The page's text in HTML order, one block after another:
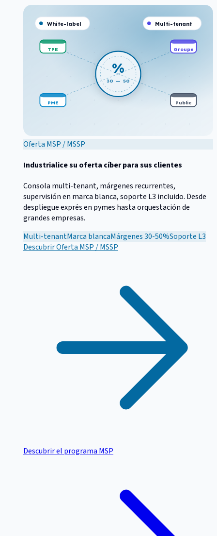
%
30 — 50
TPE
PME
Groupe
Public
White-label Multi-tenant
Oferta MSP / MSSP
Industrialice su oferta cíber para sus clientes
Consola multi-tenant, márgenes recurrentes,
supervisión en marca blanca, soporte L3 incluido. Desde
despliegue exprés en pymes hasta orquestación de
grandes empresas.
Multi-tenantMarca blancaMárgenes 30-50%Soporte L3
DescubrirOferta MSP / MSSP
Descubrir el programa MSP